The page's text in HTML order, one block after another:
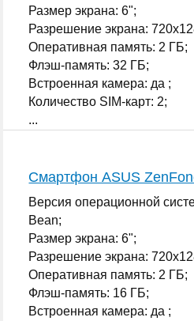
Размер экрана: 6";
Разрешение экрана:
Оперативная память: 2 ГБ;
Флэш-память: 32 ГБ;
Встроенная камера: да ;
Количество SIM-карт: 2;
...
Смартфон ASUS
Версия операционной
Bean;
Размер экрана: 6";
Разрешение экрана:
Оперативная память: 2 ГБ;
Флэш-память: 16 ГБ;
Встроенная камера: да ;